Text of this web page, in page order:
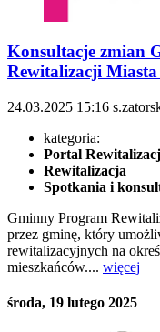
Konsultacje zmian
Rewitalizacji
24.03.2025 15:16
kategoria:
Portal
Rewitalizacja
Spotkania i
Gminny Program
przez gminę, który
rewitalizacyjnych na
mieszkańców.... więcej
środa, 19 lutego 2025